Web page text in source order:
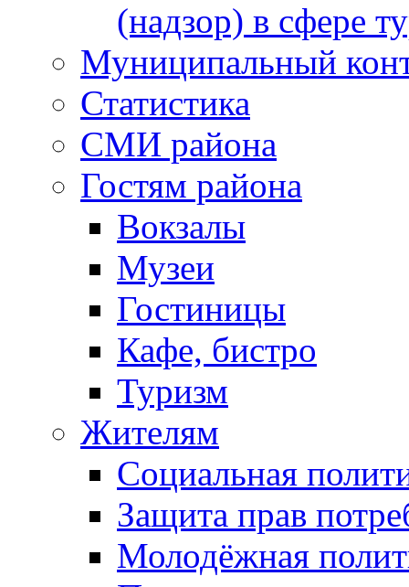
(надзор) в сфере
Муниципальный
Статистика
СМИ района
Гостям района
Вокзалы
Музеи
Гостиницы
Кафе, бистро
Туризм
Жителям
Социальная
Защита прав
Молодёжная